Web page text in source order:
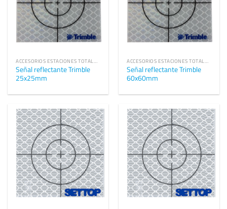
ACCESORIOS ESTACIONES TOTALES TRIMBLE
Señal reflectante Trimble
25x25mm
ACCESORIOS ESTACIONES TOTALES TRIMBLE
Señal reflectante Trimble
60x60mm